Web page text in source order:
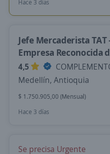
Hace 3 días
Jefe Mercaderista
Empresa Reconocida
4,5
Medellín, Antioquia
$ 1.750.905,00 (Mensual)
Hace 3 días
Se precisa Urgente